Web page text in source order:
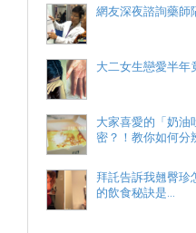
網友深夜諮詢藥師
大二女生戀愛半年
大家喜愛的「奶油
密？！教你如何分
拜託告訴我翹臀珍
的飲食秘訣是...